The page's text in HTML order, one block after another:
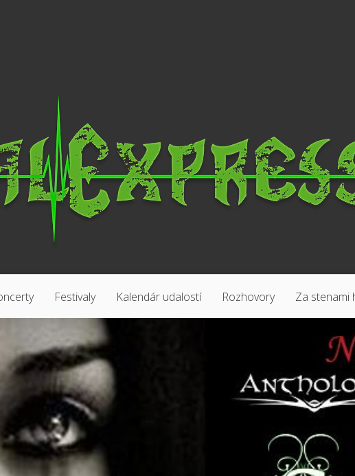
Festivaly Kalendár udalostí Rozhovory Za stenami